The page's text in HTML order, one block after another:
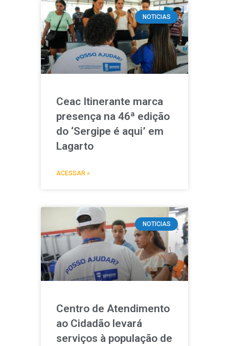
NOTICIAS
Ceac Itinerante marca
presença na 46ª edição
do ‘Sergipe é aqui’ em
Lagarto
ACESSAR »
NOTICIAS
Centro de Atendimento
ao Cidadão levará
serviços à população de